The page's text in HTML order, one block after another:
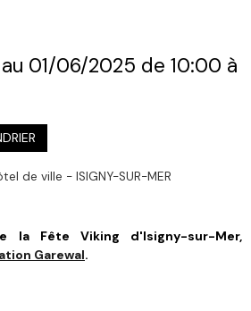
au 01/06/2025 de 10:00 à
de ville - ISIGNY-SUR-MER
la Fête Viking d'Isigny-sur-Mer,
Garewal.